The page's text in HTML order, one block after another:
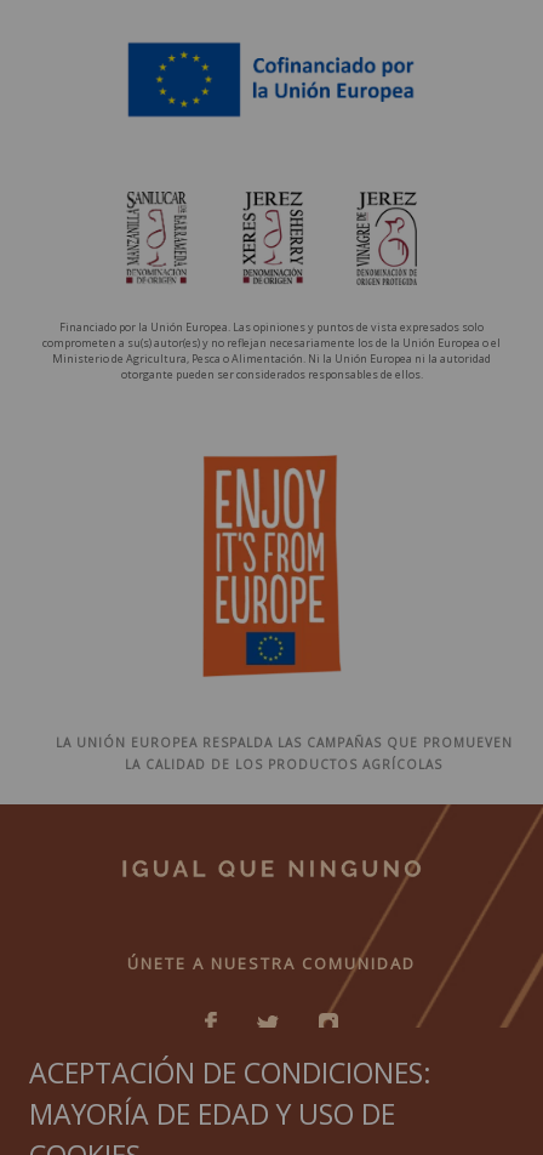
Financiado por la Unión Europea. Las opiniones y puntos de vista expresados solo
comprometen a su(s) autor(es) y no reflejan necesariamente los de la Unión Europea o el
Ministerio de Agricultura, Pesca o Alimentación. Ni la Unión Europea ni la autoridad
otorgante pueden ser considerados responsables de ellos.
LA UNIÓN EUROPEA RESPALDA LAS CAMPAÑAS QUE PROMUEVEN
LA CALIDAD DE LOS PRODUCTOS AGRÍCOLAS
ÚNETE A NUESTRA COMUNIDAD
IGUAL QUE NINGUNO
ACEPTACIÓN DE CONDICIONES:
MAYORÍA DE EDAD Y USO DE